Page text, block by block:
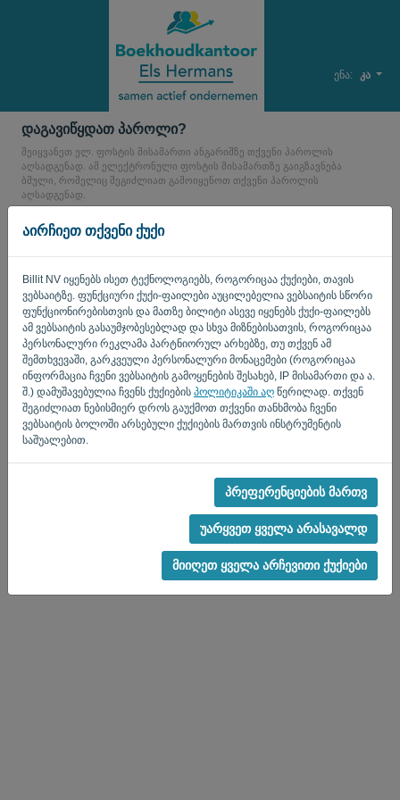
აირჩიეთ თქვენი ქუქი
Billit NV იყენებს ისეთ ტექნოლოგიებს, როგორიცაა ქუქიები, თავის
ვებსაიტზე. ფუნქციური ქუქი-ფაილები აუცილებელია ვებსაიტის სწორი
ფუნქციონირებისთვის და მათზე ბილიტი ასევე იყენებს ქუქი-ფაილებს
ამ ვებსაიტის გასაუმჯობესებლად და სხვა მიზნებისათვის, როგორიცაა
პერსონალური რეკლამა პარტნიორულ არხებზე, თუ თქვენ ამ
შემთხვევაში, გარკვეული პერსონალური მონაცემები (როგორიცაა
ინფორმაცია ჩვენი ვებსაიტის გამოყენების შესახებ, IP მისამართი და ა.
შ.) დამუშავებულია ჩვენს ქუქიების პოლიტიკაში აღ წერილად. თქვენ
შეგიძლიათ ნებისმიერ დროს გაუქმოთ თქვენი თანხმობა ჩვენი
ვებსაიტის ბოლოში არსებული ქუქიების მართვის ინსტრუმენტის
საშუალებით.
პრეფერენციების მართვ
უარყვეთ ყველა არასავალდ
მიიღეთ ყველა არჩევითი ქუქიები
ენა: კა
დაგავიწყდათ პაროლი?
შეიყვანეთ ელ. ფოსტის მისამართი ანგარიშზე თქვენი პაროლის
აღსადგენად. ამ ელექტრონული ფოსტის მისამართზე გაიგზავნება
ბმული, რომელიც შეგიძლიათ გამოიყენოთ თქვენი პაროლის
აღსადგენად.
ელ-ფოსტა
თქვენ არ ხართ კომპიუტერი? შეავსეთ ' '.
ᲑᲛᲣᲚᲘᲡ ᲒᲐᲒᲖᲐᲕᲜᲐ
შესვლის გვერდზე დაბრუნება
Privacy Policy Terms of Service